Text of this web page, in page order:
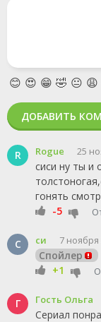
R Rogue 25
сиси ну ты и
гонять
-5
С си 7 ноября
Спойлер
+1
Г Гость Ольга
Сериал
😊 😍 😁 🤣 😐 😩
ДОБАВИТЬ